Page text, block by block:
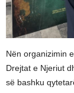
Nën organizimin
Drejtat e Njeriut
së bashku